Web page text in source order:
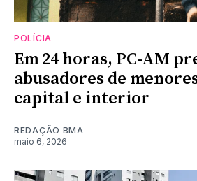
POLÍCIA
Em 24 horas, PC-AM
abusadores de
capital e interior
REDAÇÃO BMA
maio 6, 2026